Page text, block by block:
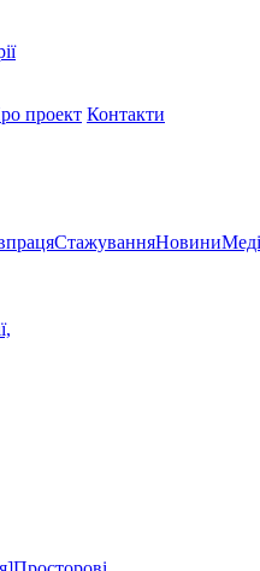
проект Контакти
СтажуванняНовини